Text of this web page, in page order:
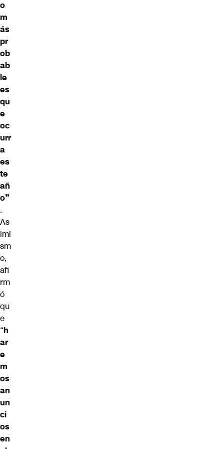
o
m
ás
pr
ob
ab
le
es
qu
e
oc
urr
a
es
te
añ
o”
.
As
imi
sm
o,
afi
rm
ó
qu
e
“h
ar
e
m
os
an
un
ci
os
en